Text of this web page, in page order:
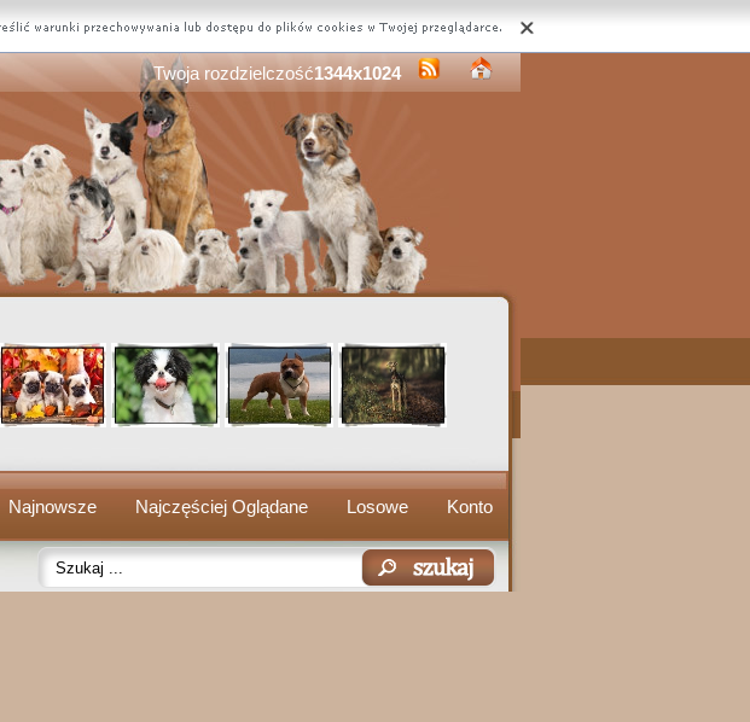
Twoja rozdzielczość1344x1024
Najnowsze Najczęściej Oglądane Losowe Konto